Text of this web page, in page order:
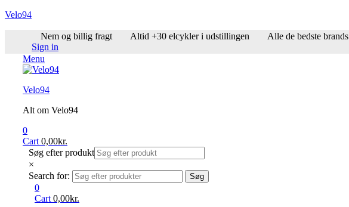
Velo94
Nem og billig fragt Altid +30 elcykler i udstillingen Alle de bedste brands
Sign in
Menu
Velo94
Alt om Velo94
0
Cart 0,00kr.
Søg efter produkt
×
Search for:
Søg
0
Cart 0,00kr.